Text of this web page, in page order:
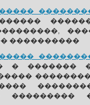
����������
� �������